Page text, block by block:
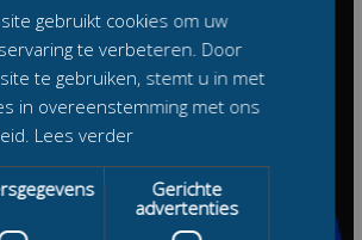
gebruikt cookies om uw
te verbeteren. Door
te gebruiken, stemt u in met
in overeenstemming met ons
Lees verder
Gerichte
advertenties